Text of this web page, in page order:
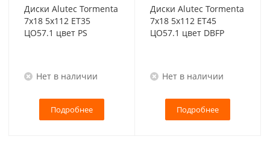
Диски Alutec Tormenta
7x18 5x112 ET35
ЦО57.1 цвет PS
Нет в наличии
Подробнее
Диски Alutec Tormenta
7x18 5x112 ET45
ЦО57.1 цвет DBFP
Нет в наличии
Подробнее